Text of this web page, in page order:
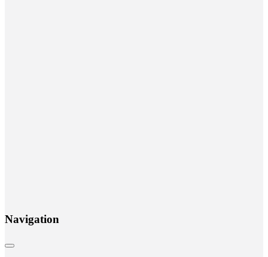
Navi­ga­ti­on